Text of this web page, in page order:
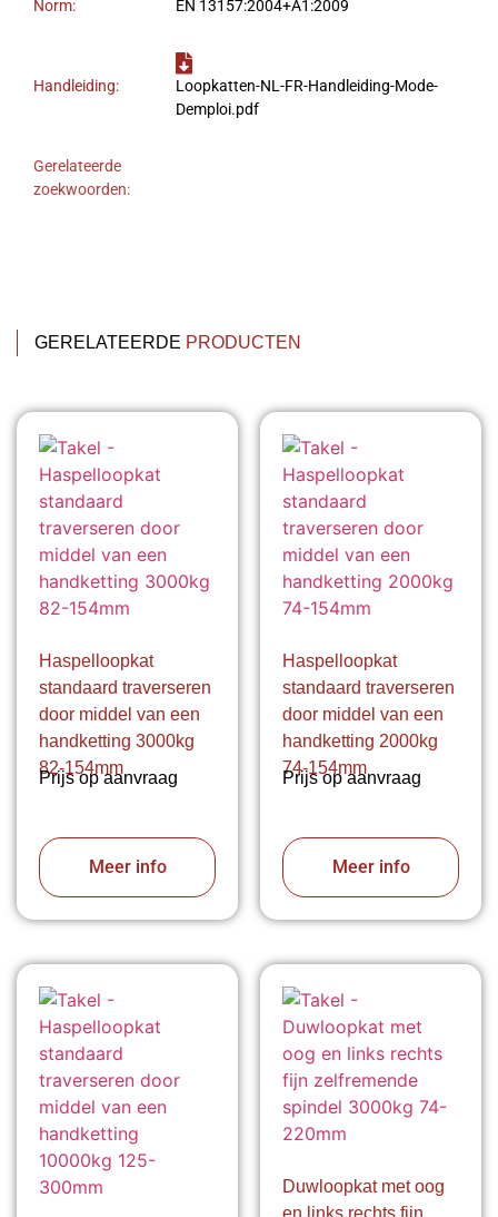
Norm: EN 13157:2004+A1:2009
Handleiding:
Loopkatten-NL-FR-Handleiding-Mode-
Demploi.pdf
Gerelateerde
zoekwoorden:
GERELATEERDE PRODUCTEN
Haspelloopkat
standaard traverseren
door middel van een
handketting 3000kg
82-154mm
Prijs op aanvraag
Meer info
Haspelloopkat
standaard traverseren
door middel van een
handketting 2000kg
74-154mm
Prijs op aanvraag
Meer info
Duwloopkat met oog